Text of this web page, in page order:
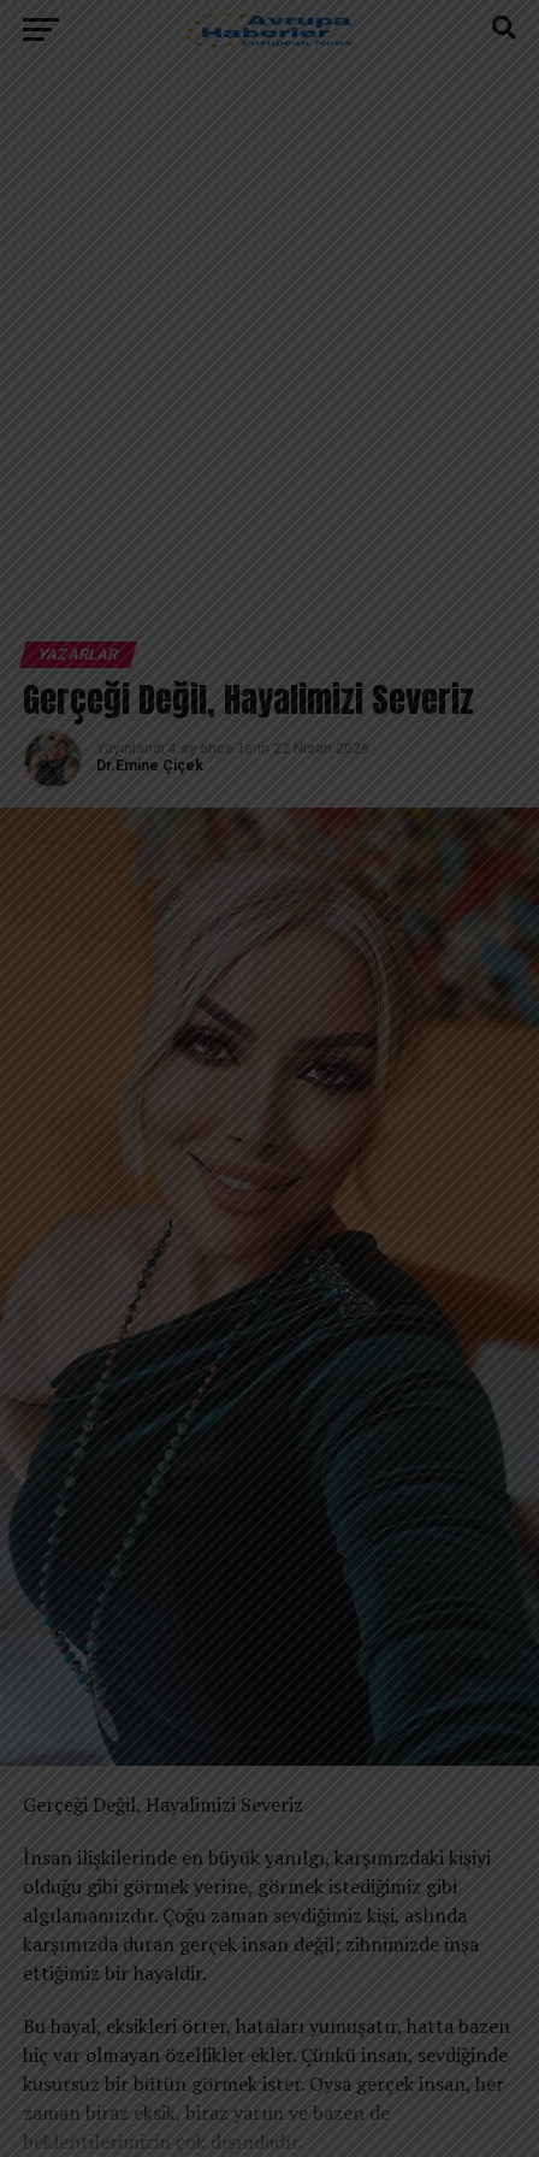
YAZARLAR
Gerçeği Değil, Hayalimizi Severiz
Yayınlandı 4 ay önce Tarih 22 Nisan 2026
Dr.Emine Çiçek
Gerçeği Değil, Hayalimizi Severiz
İnsan ilişkilerinde en büyük yanılgı, karşımızdaki kişiyi
olduğu gibi görmek yerine, görmek istediğimiz gibi
algılamamızdır. Çoğu zaman sevdiğimiz kişi, aslında
karşımızda duran gerçek insan değil; zihnimizde inşa
ettiğimiz bir hayaldir.
Bu hayal, eksikleri örter, hataları yumuşatır, hatta bazen
hiç var olmayan özellikler ekler. Çünkü insan, sevdiğinde
kusursuz bir bütün görmek ister. Oysa gerçek insan, her
zaman biraz eksik, biraz yarım ve bazen de
beklentilerimizin çok dışındadır.